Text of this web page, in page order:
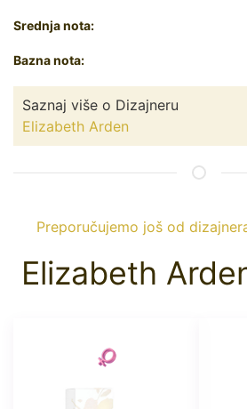
Srednja nota:
Bazna nota:
Saznaj više o Dizajneru
Elizabeth Arden
Preporučujemo još od
Elizabeth